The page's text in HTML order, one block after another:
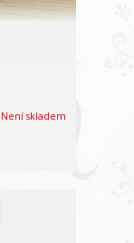
Není skladem